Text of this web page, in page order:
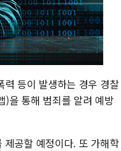
력 등이 발생하는 경우 경찰
)을 통해 범죄를 알려 예방
제공할 예정이다. 또 가해학